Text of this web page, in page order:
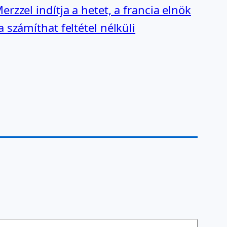
indítja a hetet, a francia elnök
számíthat feltétel nélküli